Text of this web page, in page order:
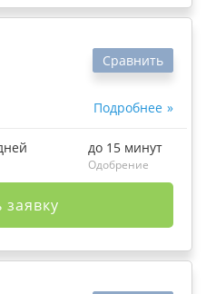
Подробнее
Сравнить
до 15 минут
Одобрение
заявку